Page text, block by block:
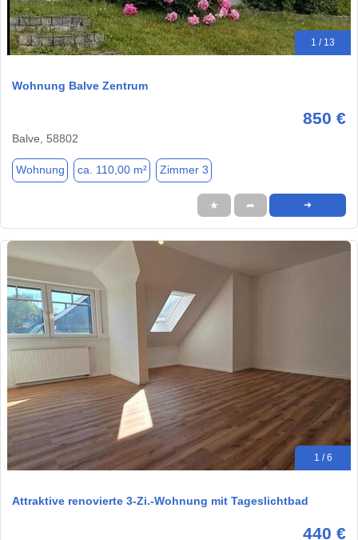
1 / 13
Wohnung Balve Zentrum
850 €
Balve, 58802
Wohnung ca. 110,00 m² Zimmer 3
★ ➦ ➜
1 / 6
Attraktive renovierte 3-Zi.-Wohnung mit Tageslichtbad
440 €